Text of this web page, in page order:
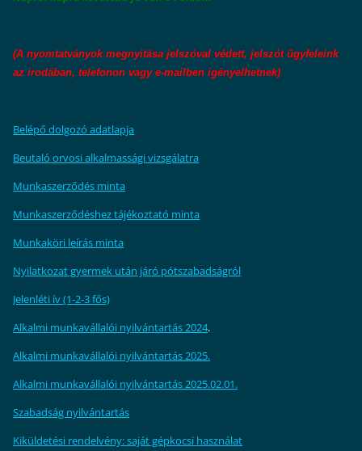
(A nyomtatványok megnyitása jelszóval védett, jelszót ügyfeleink
az irodában, telefonon vagy e-mailben igényelhetnek)
Belépő dolgozó adatlapja
Beutaló orvosi alkalmassági vizsgálatra
Munkaszerződés minta
Munkaszerződéshez tájékoztató minta
Munkaköri leírás minta
Nyilatkozat gyermek után járó pótszabadságról
Jelenléti ív (1-2-3 fős)
Alkalmi munkavállalói nyilvántartás 2024.
Alkalmi munkavállalói nyilvántartás 2025.
Alkalmi munkavállalói nyilvántartás 2025.02.01.
Szabadság nyilvántartás
Kiküldetési rendelvény: saját gépkocsi használat